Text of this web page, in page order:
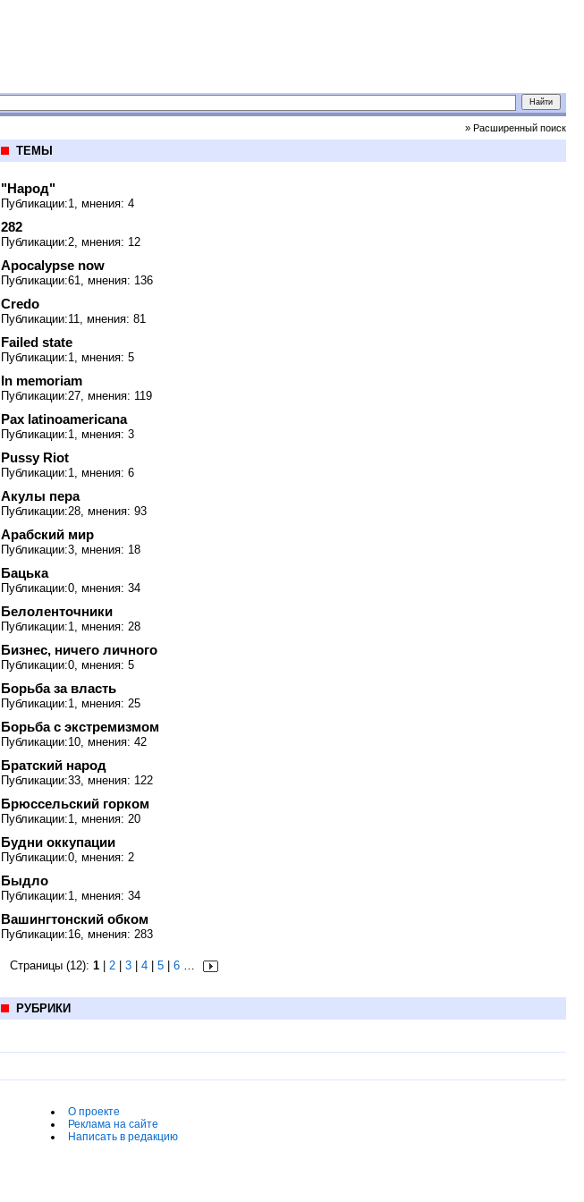
» Расширенный поиск
ТЕМЫ
"Народ"
Публикации:1, мнения: 4
282
Публикации:2, мнения: 12
Apocalypse now
Публикации:61, мнения: 136
Credo
Публикации:11, мнения: 81
Failed state
Публикации:1, мнения: 5
In memoriam
Публикации:27, мнения: 119
Pax latinoamericana
Публикации:1, мнения: 3
Pussy Riot
Публикации:1, мнения: 6
Акулы пера
Публикации:28, мнения: 93
Арабский мир
Публикации:3, мнения: 18
Бацька
Публикации:0, мнения: 34
Белоленточники
Публикации:1, мнения: 28
Бизнес, ничего личного
Публикации:0, мнения: 5
Борьба за власть
Публикации:1, мнения: 25
Борьба с экстремизмом
Публикации:10, мнения: 42
Братский народ
Публикации:33, мнения: 122
Брюссельский горком
Публикации:1, мнения: 20
Будни оккупации
Публикации:0, мнения: 2
Быдло
Публикации:1, мнения: 34
Вашингтонский обком
Публикации:16, мнения: 283
Страницы (12): 1 2 3 4 5 6 …
РУБРИКИ
О проекте
Реклама на сайте
Написать в редакцию